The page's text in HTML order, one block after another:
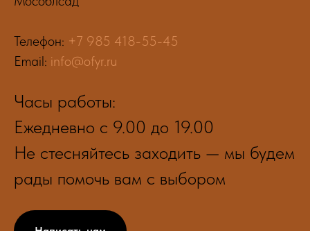
Телефон: +7 985 418-55-45
Email: info@ofyr.ru
Часы работы:
Ежедневно с 9.00 до 19.00
Не стесняйтесь заходить — мы будем
рады помочь вам с выбором